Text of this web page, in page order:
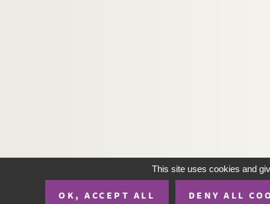
This site uses cookies and
OK, ACCEPT ALL DENY ALL